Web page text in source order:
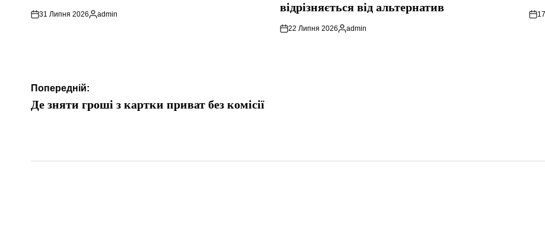
31 Липня 2026
Опубліковано
admin
відрізняється від альтернатив
22 Липня 2026
Опубліковано
admin
Навігація
записів
Попередній:
Де зняти гроші з картки приват без комісії